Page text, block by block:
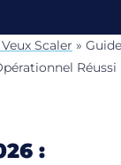
Scaler »
Réussi
: